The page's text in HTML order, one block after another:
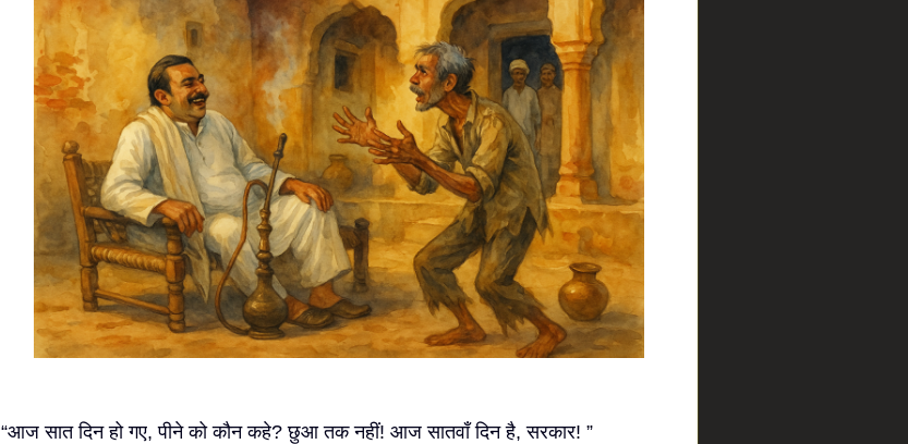
“आज सात दिन हो गए, पीने को कौन कहे? छुआ तक नहीं! आज सातवाँ दिन है, सरकार! ”